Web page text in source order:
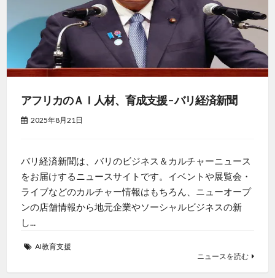
アフリカのＡＩ人材、育成支援 – バリ経済新聞
2025年8月21日
バリ経済新聞は、バリのビジネス＆カルチャーニュース
をお届けするニュースサイトです。イベントや展覧会・
ライブなどのカルチャー情報はもちろん、ニューオープ
ンの店舗情報から地元企業やソーシャルビジネスの新
し...
AI教育支援
ニュースを読む